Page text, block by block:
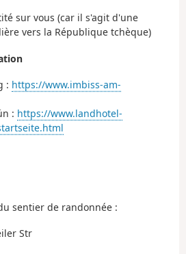
sur vous (car il s'agit d'une
vers la République tchèque)
: https://www.imbiss-am-
: https://www.landhotel-
sentier de randonnée :
Str